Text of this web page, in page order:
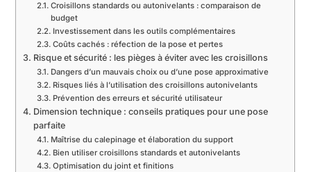
Croisillons standards ou autonivelants : comparaison de
budget
Investissement dans les outils complémentaires
Coûts cachés : réfection de la pose et pertes
Risque et sécurité : les pièges à éviter avec les croisillons
Dangers d’un mauvais choix ou d’une pose approximative
Risques liés à l’utilisation des croisillons autonivelants
Prévention des erreurs et sécurité utilisateur
Dimension technique : conseils pratiques pour une pose
parfaite
Maîtrise du calepinage et élaboration du support
Bien utiliser croisillons standards et autonivelants
Optimisation du joint et finitions